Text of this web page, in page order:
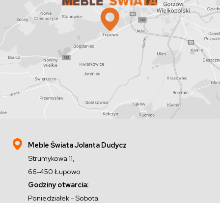
Meble Świata Jolanta Dudycz
Strumykowa 11,
66-450 Łupowo
Godziny otwarcia:
Poniedziałek - Sobota